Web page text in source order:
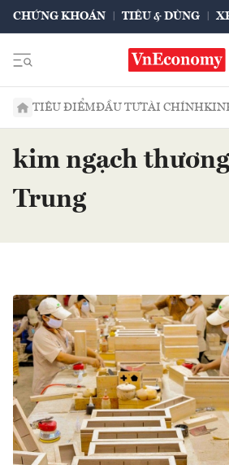
CHỨNG KHOÁN TIÊU & DÙNG
TIÊU ĐIỂMĐẦU TƯTÀI CHÍNH
kim ngạch
Trung